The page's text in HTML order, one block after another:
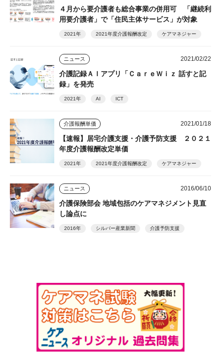
４月から要介護者も総合事業の併用可 「継続利
用要介護者」で「住民主体サービス」が対象
2021年 2021年度介護報酬改定 ケアマネジャー
ニュース 2021/02/22
介護記録ＡＩアプリ「ＣａｒｅＷｉｚ 話すと記
録」を発売
2021年 AI ICT
介護報酬単価 2021/01/18
【速報】居宅介護支援・介護予防支援 ２０２１
年度介護報酬改定単価
2021年 2021年度介護報酬改定 ケアマネジャー
ニュース 2016/06/10
介護保険部会 地域包括のケアマネジメント見直
し論点に
2016年 シルバー産業新聞 介護予防支援